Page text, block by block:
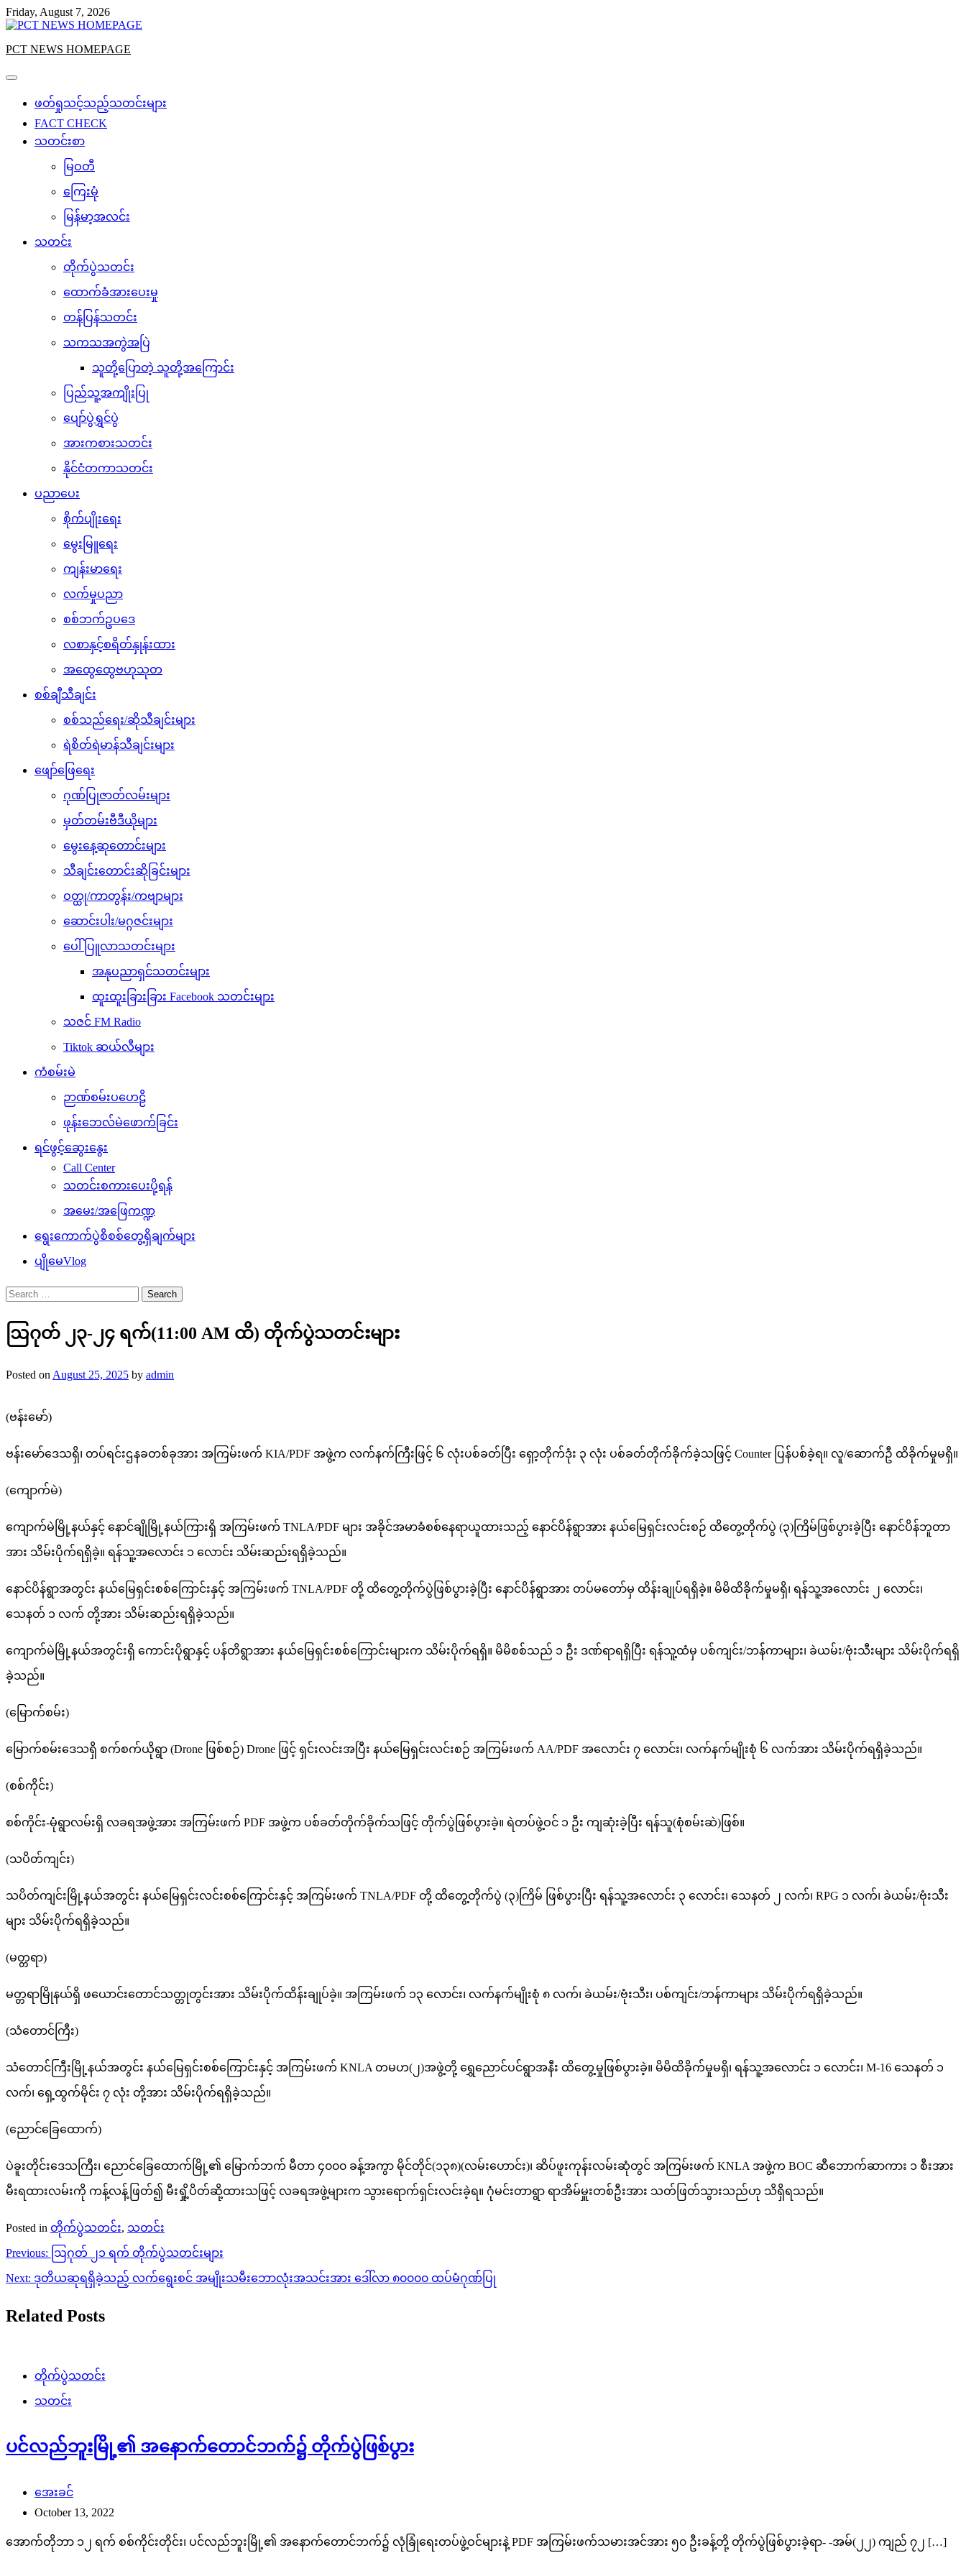
Skip
to
Friday, August 7, 2026
PCT NEWS HOMEPAGE
ဖတ်ရှုသင့်သည့်သတင်းများ
FACT CHECK
သတင်းစာ
မြဝတီ
ကြေးမုံ
မြန်မာ့အလင်း
သတင်း
တိုက်ပွဲသတင်း
ထောက်ခံအားပေးမှု
တန်ပြန်သတင်း
သကသအကွဲအပြဲ
သူတို့ပြောတဲ့ သူတို့အကြောင်း
ပြည်သူ့အကျိုးပြု
ပျော်ပွဲရွှင်ပွဲ
အားကစားသတင်း
နိုင်ငံတကာသတင်း
ပညာပေး
စိုက်ပျိုးရေး
မွေးမြူရေး
ကျန်းမာရေး
လက်မှုပညာ
စစ်ဘက်ဥပဒေ
လစာနှင့်စရိတ်နှုန်းထား
အထွေထွေဗဟုသုတ
စစ်ချီသီချင်း
စစ်သည်ရေး/ဆိုသီချင်းများ
ရဲစိတ်ရဲမာန်သီချင်းများ
ဖျော်ဖြေရေး
ဂုဏ်ပြုဇာတ်လမ်းများ
မှတ်တမ်းဗီဒီယိုများ
မွေးနေ့ဆုတောင်းများ
သီချင်းတောင်းဆိုခြင်းများ
ဝတ္ထု/ကာတွန်း/ကဗျာများ
ဆောင်းပါး/မဂ္ဂဇင်းများ
ပေါ်ပြူလာသတင်းများ
အနုပညာရှင်သတင်းများ
ထူးထူးခြားခြား Facebook သတင်းများ
သဇင် FM Radio
Tiktok ဆယ်လီများ
ကံစမ်းမဲ
ဉာဏ်စမ်းပဟေဠိ
ဖုန်းဘေလ်မဲဖောက်ခြင်း
ရင်ဖွင့်ဆွေးနွေး
Call Center
သတင်းစကားပေးပို့ရန်
အမေး/အဖြေကဏ္ဍ
ရွေးကောက်ပွဲစိစစ်တွေ့ရှိချက်များ
ပျိုမေVlog
Search
for:
ဩဂုတ် ၂၃-၂၄ ရက်(11:00 AM ထိ) တိုက်ပွဲသတင်းများ
Posted on August 25, 2025 by admin
(ဗန်းမော်)
ဗန်းမော်ဒေသရှိ၊ တပ်ရင်းဌနခတစ်ခုအား အကြမ်းဖက် KIA/PDF အဖွဲ့က လက်နက်ကြီးဖြင့် ၆ လုံးပစ်ခတ်ပြီး ရှော့တိုက်ဒုံး ၃ လုံး ပစ်ခတ်တိုက်ခိုက်ခဲ့သဖြင့် Counter ပြန်ပစ်ခဲ့ရ။ လူ/ဆောက်ဦ ထိခိုက်မှုမရှိ။
(ကျောက်မဲ)
ကျောက်မဲမြို့နယ်နှင့် နောင်ချိုမြို့နယ်ကြားရှိ အကြမ်းဖက် TNLA/PDF များ အခိုင်အမာခံစစ်နေရာယူထားသည့် နောင်ပိန်ရွာအား နယ်မြေရှင်းလင်းစဉ် ထိတွေ့တိုက်ပွဲ (၃)ကြိမ်ဖြစ်ပွားခဲ့ပြီး နောင်ပိန်ဘူတာ
အား သိမ်းပိုက်ရရှိခဲ့။ ရန်သူ့အလောင်း ၁ လောင်း သိမ်းဆည်းရရှိခဲ့သည်။
နောင်ပိန်ရွာအတွင်း နယ်မြေရှင်းစစ်ကြောင်းနှင့် အကြမ်းဖက် TNLA/PDF တို့ ထိတွေ့တိုက်ပွဲဖြစ်ပွားခဲ့ပြီး နောင်ပိန်ရွာအား တပ်မတော်မှ ထိန်းချုပ်ရရှိခဲ့။ မိမိထိခိုက်မှုမရှိ၊ ရန်သူ့အလောင်း ၂ လောင်း၊
သေနတ် ၁ လက် တို့အား သိမ်းဆည်းရရှိခဲ့သည်။
ကျောက်မဲမြို့နယ်အတွင်းရှိ ကောင်းပိုရွာနှင့် ပန်တိရွာအား နယ်မြေရှင်းစစ်ကြောင်းများက သိမ်းပိုက်ရရှိ။ မိမိစစ်သည် ၁ ဦး ဒဏ်ရာရရှိပြီး ရန်သူ့ထံမှ ပစ်ကျင်း/ဘန်ကာများ၊ ခဲယမ်း/ဗုံးသီးများ သိမ်းပိုက်ရရှိ
ခဲ့သည်။
(မြောက်စမ်း)
မြောက်စမ်းဒေသရှိ စက်စက်ယိုရွာ (Drone ဖြစ်စဉ်) Drone ဖြင့် ရှင်းလင်းအပြီး နယ်မြေရှင်းလင်းစဉ် အကြမ်းဖက် AA/PDF အလောင်း ၇ လောင်း၊ လက်နက်မျိုးစုံ ၆ လက်အား သိမ်းပိုက်ရရှိခဲ့သည်။
(စစ်ကိုင်း)
စစ်ကိုင်း-မုံရွာလမ်းရှိ လခရအဖွဲ့အား အကြမ်းဖက် PDF အဖွဲ့က ပစ်ခတ်တိုက်ခိုက်သဖြင့် တိုက်ပွဲဖြစ်ပွားခဲ့။ ရဲတပ်ဖွဲ့ဝင် ၁ ဦး ကျဆုံးခဲ့ပြီး ရန်သူ(စုံစမ်းဆဲ)ဖြစ်။
(သပိတ်ကျင်း)
သပိတ်ကျင်းမြို့နယ်အတွင်း နယ်မြေရှင်းလင်းစစ်ကြောင်းနှင့် အကြမ်းဖက် TNLA/PDF တို့ ထိတွေ့တိုက်ပွဲ (၃)ကြိမ် ဖြစ်ပွားပြီး ရန်သူ့အလောင်း ၃ လောင်း၊ သေနတ် ၂ လက်၊ RPG ၁ လက်၊ ခဲယမ်း/ဗုံးသီး
များ သိမ်းပိုက်ရရှိခဲ့သည်။
(မတ္တရာ)
မတ္တရာမြိုနယ်ရှိ ဖယောင်းတောင်သတ္တုတွင်းအား သိမ်းပိုက်ထိန်းချုပ်ခဲ့။ အကြမ်းဖက် ၁၃ လောင်း၊ လက်နက်မျိုးစုံ ၈ လက်၊ ခဲယမ်း/ဗုံးသီး၊ ပစ်ကျင်း/ဘန်ကာများ သိမ်းပိုက်ရရှိခဲ့သည်။
(သံတောင်ကြီး)
သံတောင်ကြီးမြို့နယ်အတွင်း နယ်မြေရှင်းစစ်ကြောင်းနှင့် အကြမ်းဖက် KNLA တမဟ(၂)အဖွဲ့တို့ ရွှေညောင်ပင်ရွာအနီး ထိတွေ့မှုဖြစ်ပွားခဲ့။ မိမိထိခိုက်မှုမရှိ၊ ရန်သူ့အလောင်း ၁ လောင်း၊ M-16 သေနတ် ၁
လက်၊ ရှေ့ထွက်မိုင်း ၇ လုံး တို့အား သိမ်းပိုက်ရရှိခဲ့သည်။
(ညောင်ခြေထောက်)
ပဲခူးတိုင်းဒေသကြီး၊ ညောင်ခြေထောက်မြို့၏ မြောက်ဘက် မီတာ ၄၀၀၀ ခန့်အကွာ မိုင်တိုင်(၁၃၈)(လမ်းဟောင်း)၊ ဆိပ်ဖူးကုန်းလမ်းဆုံတွင် အကြမ်းဖက် KNLA အဖွဲ့က BOC ဆီဘောက်ဆာကား ၁ စီးအား
မီးရထားလမ်းကို ကန့်လန့်ဖြတ်၍ မီးရှို့ပိတ်ဆို့ထားသဖြင့် လခရအဖွဲ့များက သွားရောက်ရှင်းလင်းခဲ့ရ။ ဂုံမင်းတာရွာ ရာအိမ်မှူးတစ်ဦးအား သတ်ဖြတ်သွားသည်ဟု သိရှိရသည်။
Posted in တိုက်ပွဲသတင်း, သတင်း
Post
navigation
Previous: ဩဂုတ် ၂၁ ရက် တိုက်ပွဲသတင်းများ
Next: ဒုတိယဆုရရှိခဲ့သည့် လက်ရွေးစင် အမျိုးသမီးဘောလုံးအသင်းအား ဒေါ်လာ ၈၀၀၀၀ ထပ်မံဂုဏ်ပြု
Related Posts
တိုက်ပွဲသတင်း
သတင်း
ပင်လည်ဘူးမြို့၏ အနောက်တောင်ဘက်၌ တိုက်ပွဲဖြစ်ပွား
အေးခင်
October 13, 2022
အောက်တိုဘာ ၁၂ ရက် စစ်ကိုင်းတိုင်း၊ ပင်လည်ဘူးမြို့၏ အနောက်တောင်ဘက်၌ လုံခြုံရေးတပ်ဖွဲ့ဝင်များနဲ့ PDF အကြမ်းဖက်သမားအင်အား ၅၀ ဦးခန့်တို့ တိုက်ပွဲဖြစ်ပွားခဲ့ရာ- -အမ်(၂၂) ကျည် ၇၂ […]